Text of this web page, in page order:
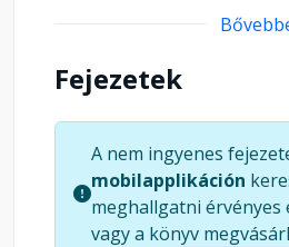
Fejezetek
A nem ingyenes
mobilapplikáción
meghallgatni érvényes
vagy a könyv